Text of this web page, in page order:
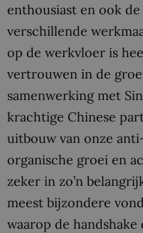
enthousiast en ook
verschillende
op de werkvloer is
vertrouwen in de
samenwerking met
krachtige Chinese
uitbouw van onze
organische groei en
zeker in zo’n
meest bijzondere
waarop de